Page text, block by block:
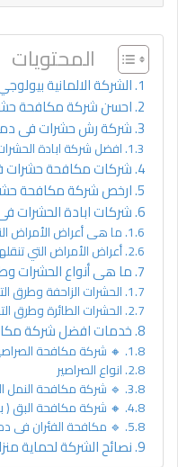
المحتويات
الشركة الالمانية
احسن شركة مكافحة
شركة رش حشرات فى
افضل شركة ابادة
شركات مكافحة حشرات
ارخص شركة مكافحة
شركات ابادة الحشرات
ما هى أعراض الأمراض
أعراض الأمراض التي
ما هى أنواع الحشرات
الحشرات الزاحفة وطرق
الحشرات الطائرة وطرق
خدمات افضل شركة
🔸 شركة مكافحة
انواع الصراصير
🔹 شركة مكافحة النمل
🔸 شركة مكافحة البق
🔹 مكافحة الفئران فى
نصائح الشركة لحماية